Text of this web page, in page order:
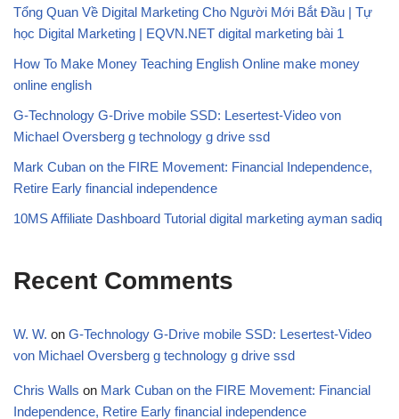
Tổng Quan Về Digital Marketing Cho Người Mới Bắt Đầu | Tự
học Digital Marketing | EQVN.NET digital marketing bài 1
How To Make Money Teaching English Online make money
online english
G-Technology G-Drive mobile SSD: Lesertest-Video von
Michael Oversberg g technology g drive ssd
Mark Cuban on the FIRE Movement: Financial Independence,
Retire Early financial independence
10MS Affiliate Dashboard Tutorial digital marketing ayman sadiq
Recent Comments
W. W. on G-Technology G-Drive mobile SSD: Lesertest-Video
von Michael Oversberg g technology g drive ssd
Chris Walls on Mark Cuban on the FIRE Movement: Financial
Independence, Retire Early financial independence